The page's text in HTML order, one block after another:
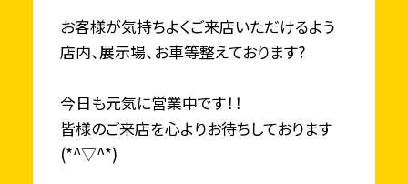
お客様が気持ちよくご来店いただけるよう
店内、展示場、お車等整えております?
今日も元気に営業中です！！
皆様のご来店を心よりお待ちしております
(*^▽^*)